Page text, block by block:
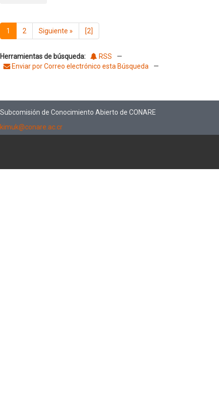
1 2 Siguiente » [2]
Herramientas de búsqueda: RSS
—
Enviar por Correo electrónico esta Búsqueda
—
Subcomisión de Conocimiento Abierto de CONARE
kimuk@conare.ac.cr